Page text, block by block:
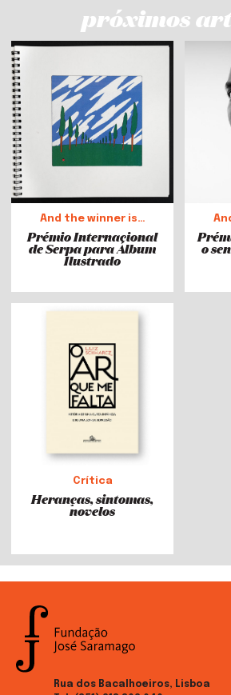
próximos
And the winner is…
Prémio Internacional
de Serpa para Álbum
Ilustrado
o
Crítica
Heranças, sintomas,
novelos
Rua dos Bacalhoeiros, Lisboa